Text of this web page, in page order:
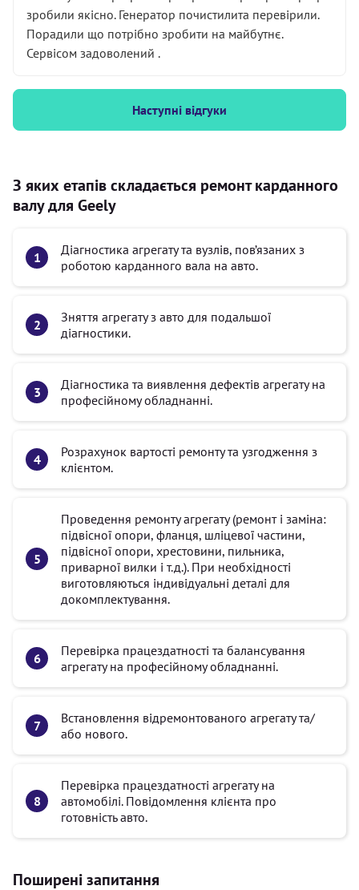
зробили якісно. Генератор почистилита перевірили.
Порадили що потрібно зробити на майбутнє.
Сервісом задоволений .
Наступні відгуки
З яких етапів складається ремонт карданного
валу для Geely
Діагностика агрегату та вузлів, пов’язаних з
роботою карданного вала на авто.
Зняття агрегату з авто для подальшої
діагностики.
Діагностика та виявлення дефектів агрегату на
професійному обладнанні.
Розрахунок вартості ремонту та узгодження з
клієнтом.
Проведення ремонту агрегату (ремонт і заміна:
підвісної опори, фланця, шліцевої частини,
підвісної опори, хрестовини, пильника,
приварної вилки і т.д.). При необхідності
виготовляються індивідуальні деталі для
докомплектування.
Перевірка працездатності та балансування
агрегату на професійному обладнанні.
Встановлення відремонтованого агрегату та/
або нового.
Перевірка працездатності агрегату на
автомобілі. Повідомлення клієнта про
готовність авто.
Поширені запитання